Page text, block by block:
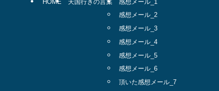
HOME 天国行きの言葉
感想メール_1
感想メール_2
感想メール_3
感想メール_4
感想メール_5
感想メール_6
頂いた感想メール_7